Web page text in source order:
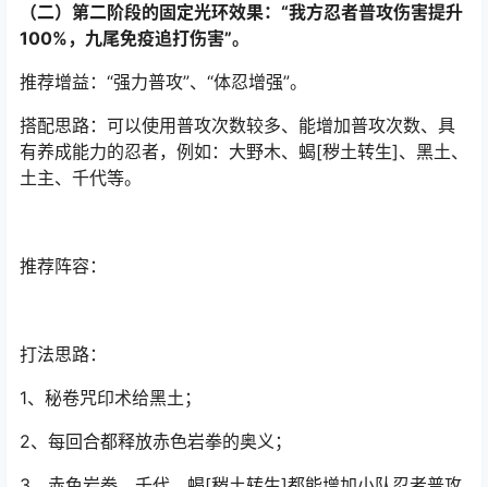
（二）第二阶段的固定光环效果：“我方忍者普攻伤害提升
100%，九尾免疫追打伤害”。
推荐增益：“强力普攻”、“体忍增强”。
搭配思路：可以使用普攻次数较多、能增加普攻次数、具
有养成能力的忍者，例如：大野木、蝎[秽土转生]、黑土、
土主、千代等。
推荐阵容：
打法思路：
1、秘卷咒印术给黑土；
2、每回合都释放赤色岩拳的奥义；